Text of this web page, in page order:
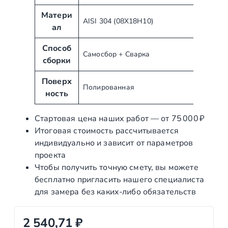
р
и
у
т
ы
а
ч
е
н
и
е
Матери
ал
AISI 304 (08Х18Н10)
Способ
сборки
Самосбор + Сварка
Поверх
ность
Полированная
Стартовая цена наших работ — от 75 000 ₽
Итоговая стоимость рассчитывается
индивидуально и зависит от параметров
проекта
Чтобы получить точную смету, вы можете
бесплатно пригласить нашего специалиста
для замера без каких‑либо обязательств
2 540,71₽